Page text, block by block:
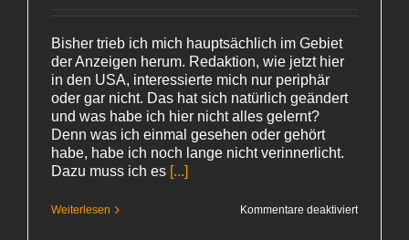
Bisher trieb ich mich hauptsächlich im Gebiet
der Anzeigen herum. Redaktion, wie jetzt hier
in den USA, interessierte mich nur periphär
oder gar nicht. Das hat sich natürlich geändert
und was habe ich hier nicht alles gelernt?
Denn was ich einmal gesehen oder gehört
habe, habe ich noch lange nicht verinnerlicht.
Dazu muss ich es [...]
Weiterlesen Kommentare deaktiviertfür